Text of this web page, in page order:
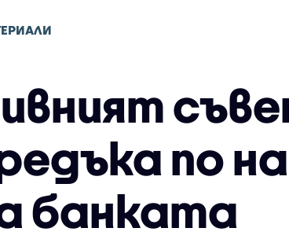
по
банката